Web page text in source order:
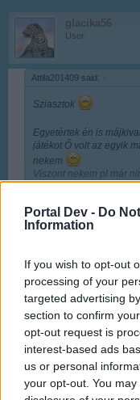
Portal Dev - Do
Information
If you wish to opt-out
processing of your
targeted advertising
section to confirm
opt-out request is
interest-based ads
us or personal
your opt-out. You
glacika56
User
Attila201409 said: ↑
Sziasztok
Egyetértek én is
játékot Ő volt az egyik
nekem
Viszont nekem pl már
Nekem is sok
tényleg csak azzal
Üdv:Attila201409
elküldöm a
tudod fogadni. Igaz
sokra megy.
DÉDI,Anyakataand